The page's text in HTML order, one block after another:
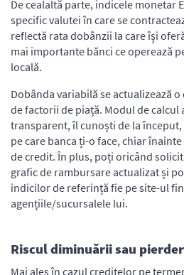
De cealaltă parte, indicele monetar
specific valutei în care se
reflectă rata dobânzii la care îşi
mai importante bănci ce operează
locală.
Dobânda variabilă se actualizează
de factorii de piață. Modul de calcul
transparent, îl cunoști de la
pe care banca ți-o face, chiar
de credit. În plus, poți oricând
grafic de rambursare actualizat și
indicilor de referință fie pe site-ul
agențiile/sucursalele lui.
Riscul diminuării sau
Mai ales în cazul creditelor pe